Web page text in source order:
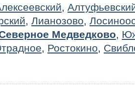
,
, Лианозово,
Медведково,
, Ростокино,